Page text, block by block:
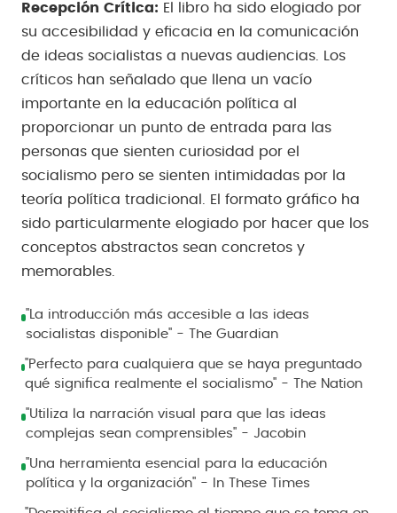
Recepción Crítica: El libro ha sido elogiado por
su accesibilidad y eficacia en la comunicación
de ideas socialistas a nuevas audiencias. Los
críticos han señalado que llena un vacío
importante en la educación política al
proporcionar un punto de entrada para las
personas que sienten curiosidad por el
socialismo pero se sienten intimidadas por la
teoría política tradicional. El formato gráfico ha
sido particularmente elogiado por hacer que los
conceptos abstractos sean concretos y
memorables.
"La introducción más accesible a las ideas
socialistas disponible" - The Guardian
"Perfecto para cualquiera que se haya preguntado
qué significa realmente el socialismo" - The Nation
"Utiliza la narración visual para que las ideas
complejas sean comprensibles" - Jacobin
"Una herramienta esencial para la educación
política y la organización" - In These Times